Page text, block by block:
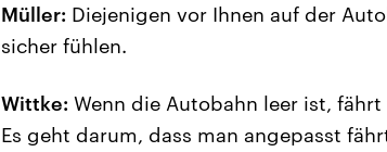
Müller: Diejenigen vor Ihnen auf der
sicher fühlen.
Wittke: Wenn die Autobahn leer ist,
Es geht darum, dass man angepasst